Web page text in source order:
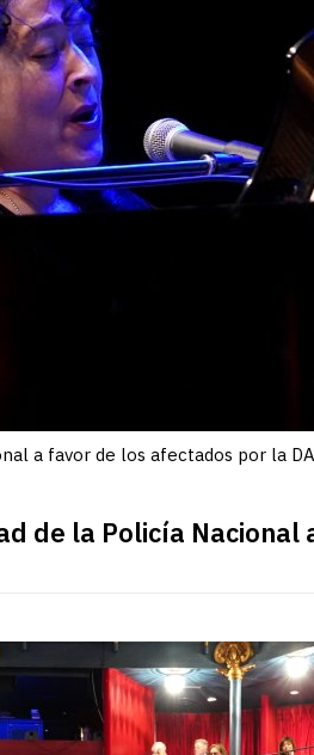
a favor de los afectados por la
de la Policía